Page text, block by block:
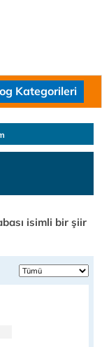
Kategorileri
isimli bir şiir